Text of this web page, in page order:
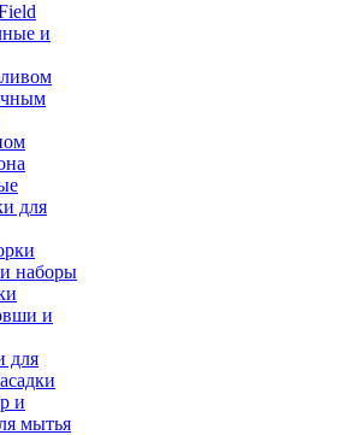
и
для
наборы
и
для
и
мытья